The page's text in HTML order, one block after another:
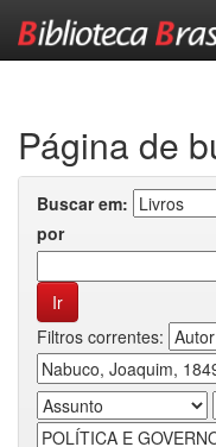
Página de
Buscar em:
por
Filtros correntes: